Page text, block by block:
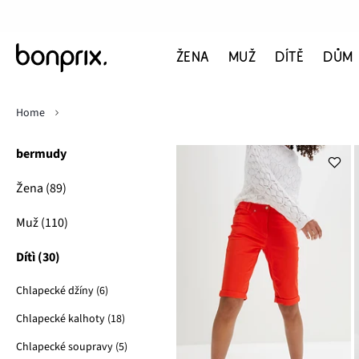
ŽENA MUŽ DÍTĚ DŮM
bermudy
Žena (89)
Muž (110)
Dítì (30)
Chlapecké džíny (6)
Chlapecké kalhoty (18)
Chlapecké soupravy (5)
Home